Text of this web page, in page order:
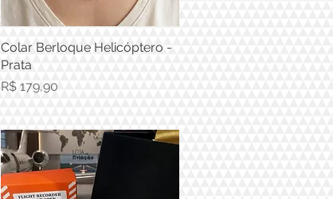
Visualização rápida
Colar Berloque Helicóptero -
Prata
Preço
R$ 179,90